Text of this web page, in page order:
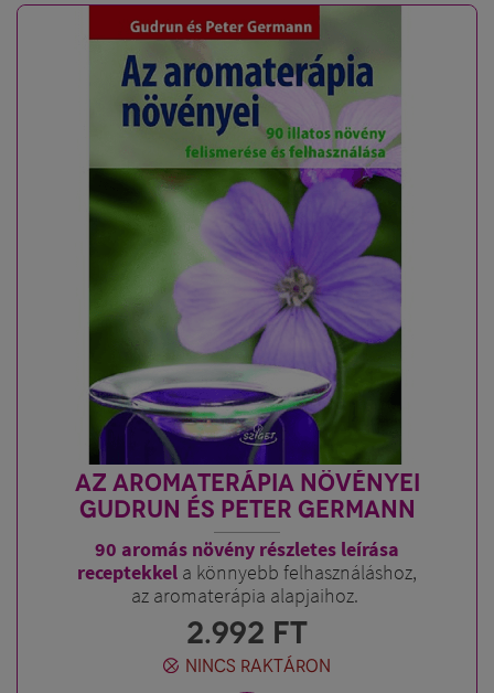
AZ AROMATERÁPIA NÖVÉNYEI
GUDRUN ÉS PETER GERMANN
90 aromás növény részletes leírása
receptekkel a könnyebb felhasználáshoz,
az aromaterápia alapjaihoz.
2.992 FT
NINCS RAKTÁRON